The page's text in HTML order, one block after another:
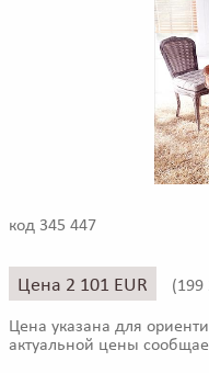
код 345 447
Цена 2 101 EUR (199
Цена указана для
актуальной цены